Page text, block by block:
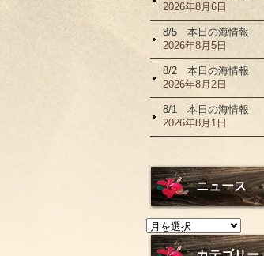
2026年8月6日
8/5 本日の海情報
2026年8月5日
8/2 本日の海情報
2026年8月2日
8/1 本日の海情報
2026年8月1日
ニュース
ニ
ュ
ー